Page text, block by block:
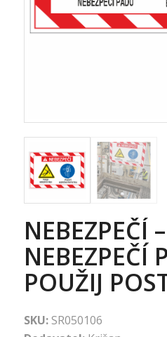
NEBEZPEČÍ –
NEBEZPEČÍ
POUŽIJ
SKU: SR050106